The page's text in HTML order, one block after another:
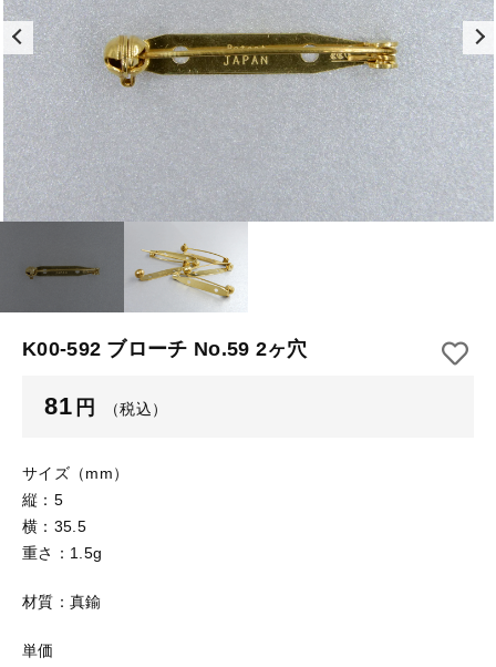
K00-592 ブローチ No.59 2ヶ穴
81 円 （税込）
サイズ（mm）
縦：5
横：35.5
重さ：1.5g
材質：真鍮
単価
ショッピングを続ける
カートを確認する
★訳ありアウトレット★
【メッキ付】 製品
【メッキ付】 ブローチ台
【はめこみパーツ】 銅板
【はめこみパーツ】 アルミ板
【はめこみパーツ】 アミ
【表金具】 皿・ミール皿
【表金具】 浅皿
【表金具】 透かしパーツ
【表金具】 平板
【表金具】 プレート
【留め金具】 ブローチピン
【留め金具】 丸カン・小判カン
【メッキ付】 ブローチ台
【はめこみパーツ】 銅板
【はめこみパーツ】 アルミ板
【はめこみパーツ】 アミ
【表金具】 皿・ミール皿
【表金具】 浅皿
【表金具】 押皿・挽物
子カテゴリ
価格帯
～
在庫あり セール